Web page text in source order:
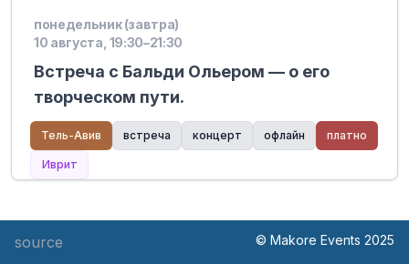
понедельник (завтра)
10 августа, 19:30–21:30
Встреча с Бальди Ольером — о его
творческом пути.
Тель-Авив встреча концерт офлайн платно
Иврит
source © Makore Events 2025